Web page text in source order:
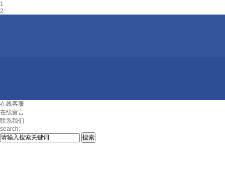
1
2
在线客服
在线留言
联系我们
search: